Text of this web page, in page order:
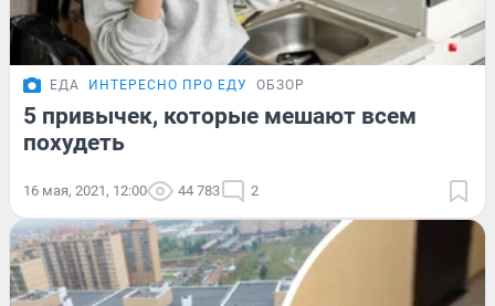
ЕДА ИНТЕРЕСНО ПРО ЕДУ ОБЗОР
5 привычек, которые мешают всем
похудеть
16 мая, 2021, 12:00 44 783 2